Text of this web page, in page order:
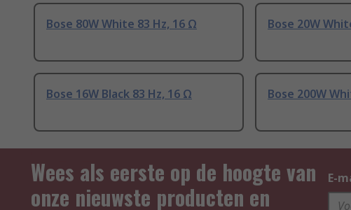
Bose 80W White 83 Hz, 16 Ω Bose 20W
Bose 16W Black 83 Hz, 16 Ω Bose 200W
Wees als eerste op de hoogte van
onze nieuwste producten en
E-